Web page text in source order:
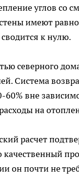
углов со
имеют
к нулю.
северного
Система
60% вне
расходы на
расчет
качественный
он почти не